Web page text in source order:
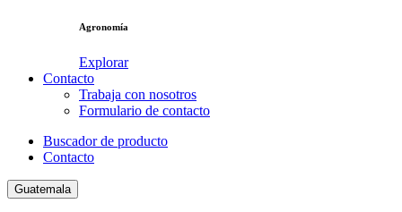
Agronomía
Explorar
Contacto
Trabaja con nosotros
Formulario de contacto
Buscador de producto
Contacto
Guatemala